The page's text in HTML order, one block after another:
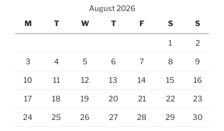
August 2026
M
T W T F S S
1 2
3 4 5 6 7 8 9
10 11 12 13 14 15 16
17 18 19 20 21 22 23
24 25 26 27 28 29 30